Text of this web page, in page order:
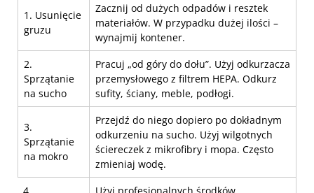
1. Usunięcie
gruzu
Zacznij od dużych odpadów i resztek
materiałów. W przypadku dużej ilości –
wynajmij kontener.
2.
Sprzątanie
na sucho
Pracuj „od góry do dołu”. Użyj odkurzacza
przemysłowego z filtrem HEPA. Odkurz
sufity, ściany, meble, podłogi.
3.
Sprzątanie
na mokro
Przejdź do niego dopiero po dokładnym
odkurzeniu na sucho. Użyj wilgotnych
ściereczek z mikrofibry i mopa. Często
zmieniaj wodę.